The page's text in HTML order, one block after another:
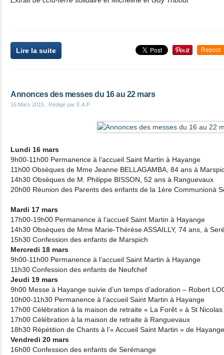
Lire la suite Repost
Annonces des messes du 16 au 22 mars
16 Mars 2015 , Rédigé par E.A.P
Lundi 16 mars
9h00-11h00 Permanence à l’accueil Saint Martin à Hayange
11h00 Obsèques de Mme Jeanne BELLAGAMBA, 84 ans à
14h30 Obsèques de M. Philippe BISSON, 52 ans à Ranguevaux
20h00 Réunion des Parents des enfants de la 1ère Communionà
Mardi 17 mars
17h00-19h00 Permanence à l’accueil Saint Martin à Hayange
14h30 Obsèques de Mme Marie-Thérèse ASSAILLY, 74 ans, à
15h30 Confession des enfants de Marspich
Mercredi 18 mars
9h00-11h00 Permanence à l’accueil Saint Martin à Hayange
11h30 Confession des enfants de Neufchef
Jeudi 19 mars
9h00 Messe à Hayange suivie d’un temps d’adoration – Robert
10h00-11h30 Permanence à l’accueil Saint Martin à Hayange
17h00 Célébration à la maison de retraite « La Forêt » à St
17h00 Célébration à la maison de retraite à Ranguevaux
18h30 Répétition de Chants à l’« Accueil Saint Martin » de Hayange
Vendredi 20 mars
16h00 Confession des enfants de Serémange